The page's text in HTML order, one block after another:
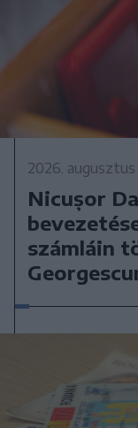
2026.
Nicușor
számláin